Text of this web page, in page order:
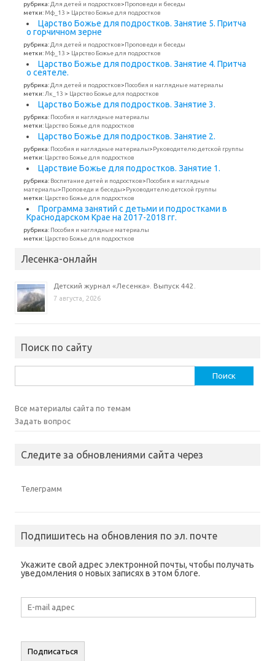
рубрика: Для детей и подростков>Проповеди и беседы
метки: Мф_13 > Царство Божье для подростков
Царство Божье для подростков. Занятие 5. Притча
о горчичном зерне
рубрика: Для детей и подростков>Проповеди и беседы
метки: Мф_13 > Царство Божье для подростков
Царство Божье для подростков. Занятие 4. Притча
о сеятеле.
рубрика: Для детей и подростков>Пособия и наглядные материалы
метки: Лк_13 > Царство Божье для подростков
Царство Божье для подростков. Занятие 3.
рубрика: Пособия и наглядные материалы
метки: Царство Божье для подростков
Царство Божье для подростков. Занятие 2.
рубрика: Пособия и наглядные материалы>Руководителю детской группы
метки: Царство Божье для подростков
Царствие Божье для подростков. Занятие 1.
рубрика: Воспитание детей и подростков>Пособия и наглядные
материалы>Проповеди и беседы>Руководителю детской группы
метки: Царство Божье для подростков
Программа занятий с детьми и подростками в
Краснодарском Крае на 2017-2018 гг.
рубрика: Пособия и наглядные материалы
метки: Царство Божье для подростков
Лесенка-онлайн
Детский журнал «Лесенка». Выпуск 442.
7 августа, 2026
Поиск по сайту
Все материалы сайта по темам
Задать вопрос
Следите за обновлениями сайта через
Телеграмм
Подпишитесь на обновления по эл. почте
Укажите свой адрес электронной почты, чтобы получать
уведомления о новых записях в этом блоге.
E-
mail
адрес
Подписаться